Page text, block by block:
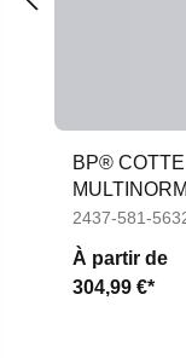
BP®
2437-581-
À partir de
304,99 €*